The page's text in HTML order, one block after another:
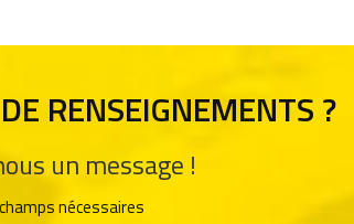
RENSEIGNEMENTS ?
un message !
nécessaires